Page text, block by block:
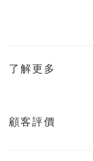
了解更多
顧客評價